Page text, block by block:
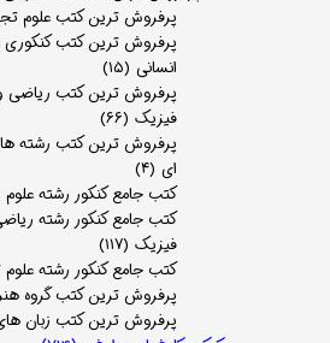
پرفروش ترین کتب علوم
پرفروش ترین کتب کنکوری
انسانی (۱۵)
پرفروش ترین کتب ریاضی
فیزیک (۶۶)
پرفروش ترین کتب رشته
ای (۴)
کتب جامع کنکور رشته علوم
کتب جامع کنکور رشته
فیزیک (۱۱۷)
کتب جامع کنکور رشته علوم
پرفروش ترین کتب گروه
پرفروش ترین کتب زبان